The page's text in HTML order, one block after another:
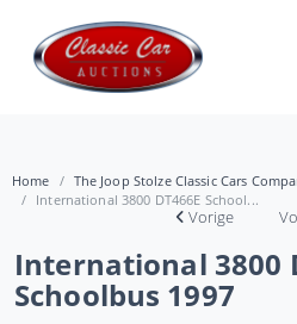
Home
The Joop Stolze Classic Cars
International 3800 DT466E School...
Vorige
International 3800
Schoolbus 1997